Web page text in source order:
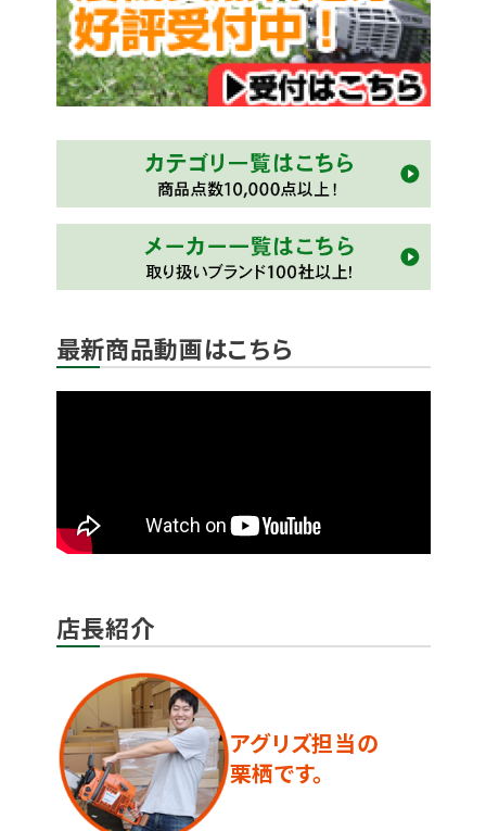
最新商品動画はこちら
店長紹介
アグリズ担当の
栗栖です。